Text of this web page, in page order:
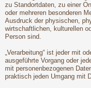
zu Standortdaten, zu einer
oder mehreren besonderen
Ausdruck der physischen,
wirtschaftlichen, kulturellen
Person sind.
„Verarbeitung“ ist jeder mit
ausgeführte Vorgang oder
mit personenbezogenen
praktisch jeden Umgang mit